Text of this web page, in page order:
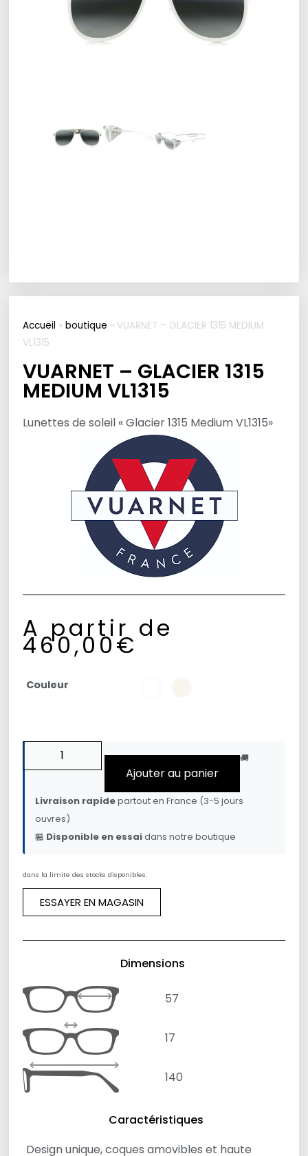
Accueil »boutique » VUARNET – GLACIER 1315 MEDIUM
VL1315
VUARNET – GLACIER 1315
MEDIUM VL1315
Lunettes de soleil « Glacier 1315 Medium VL1315»
A partir de
460,00€
Couleur
Ajouter au panier
🚚
Livraison rapidepartout en France (3-5 jours
ouvres)
🏪 Disponible en essaidans notre boutique
dans la limite des stocks disponibles.
ESSAYER EN MAGASIN
Dimensions
57
17
140
Caractéristiques
Design unique, coques amovibles et haute